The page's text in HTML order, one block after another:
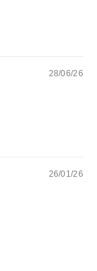
28/06/26
26/01/26